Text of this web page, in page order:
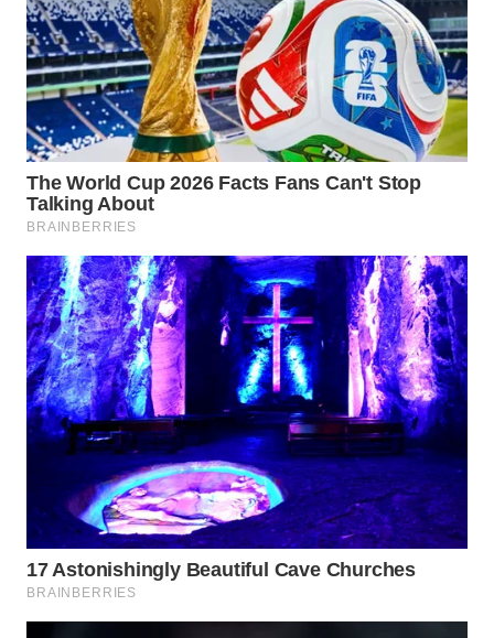
WN
KARAWANG
WN
BEKASI
WN
BOGOR
WN
DEPOK
WN
TAPANULI
UTARA
WN
SAMOSIR
WN
LAWAS